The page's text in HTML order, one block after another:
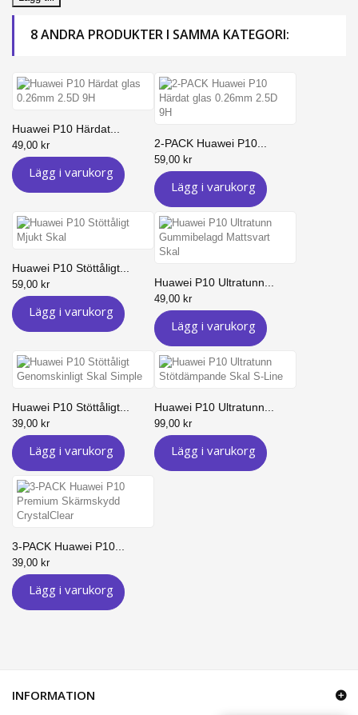
8 ANDRA PRODUKTER I SAMMA KATEGORI:
Huawei P10 Härdat...
49,00 kr
Lägg i varukorg
2-PACK Huawei P10...
59,00 kr
Lägg i varukorg
Huawei P10 Stöttåligt...
59,00 kr
Lägg i varukorg
Huawei P10 Ultratunn...
49,00 kr
Lägg i varukorg
Huawei P10 Stöttåligt...
39,00 kr
Lägg i varukorg
Huawei P10 Ultratunn...
99,00 kr
Lägg i varukorg
3-PACK Huawei P10...
39,00 kr
Lägg i varukorg
INFORMATION